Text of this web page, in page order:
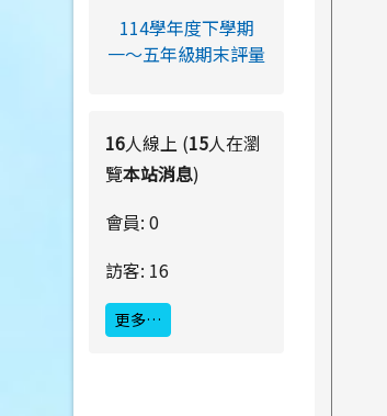
114學年度下學期
一～五年級期末評量
16人線上 (15人在瀏
覽本站消息)
會員: 0
訪客: 16
更多…